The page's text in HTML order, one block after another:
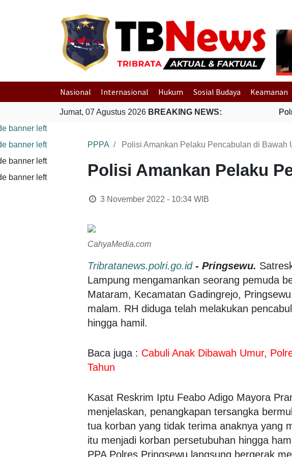
Nasional Internasional Hukum Sosial Budaya Keamanan
Jumat, 07 Agustus 2026 BREAKING NEWS: Polri
PPPA Polisi Amankan Pelaku Pencabulan di Bawah
Polisi Amankan Pelaku
3 November 2022 - 10:34WIB
CahyaMedia.com
Tribratanews.polri.go.id- Pringsewu.
Lampung mengamankan seorang pemuda
Mataram, Kecamatan Gadingrejo,
malam. RH diduga telah melakukan
hingga hamil.
Baca juga : Cabuli Anak Dibawah Umur,
Tahun
Kasat Reskrim Iptu Feabo Adigo Mayora
menjelaskan, penangkapan tersangka
tua korban yang tidak terima anaknya yang
itu menjadi korban persetubuhan hingga
PPA Polres Pringsewu langsung bergerak